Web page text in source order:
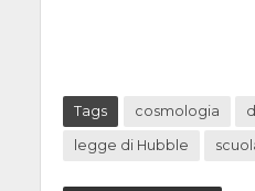
Tags cosmologia
legge di Hubble